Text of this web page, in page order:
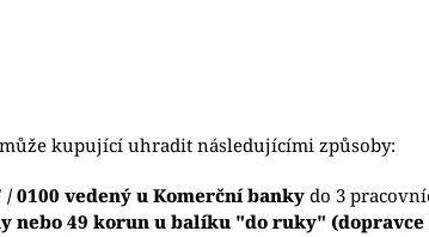
kupující uhradit následujícími způsoby:
/ 0100 vedený u Komerční banky do 3
nebo 49 korun u balíku "do ruky" (dopravce